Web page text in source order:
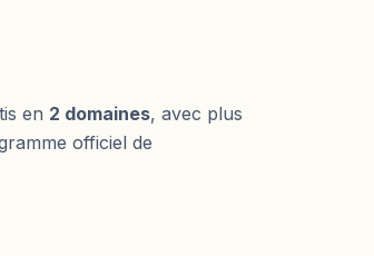
en 2 domaines, avec plus
officiel de